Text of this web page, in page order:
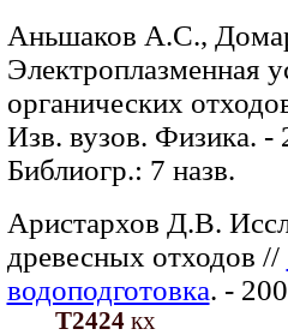
Аньшаков А.С.,
Электроплазменная
органических
Изв. вузов. Физика.
Библиогр.: 7 назв.
Аристархов Д.В.
древесных отходов //
водоподготовка. -
Т2424кх